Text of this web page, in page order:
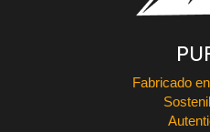
Fabricado